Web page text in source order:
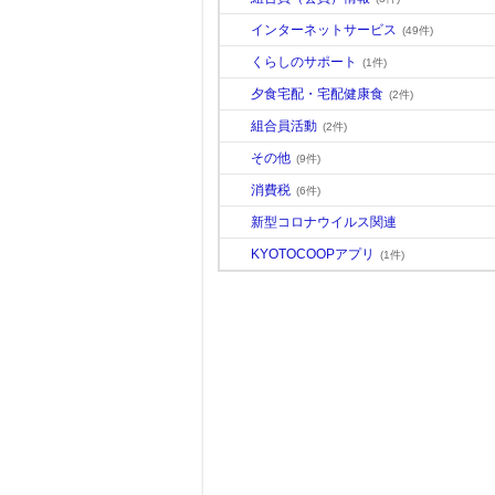
インターネットサービス (49件)
くらしのサポート (1件)
夕食宅配・宅配健康食 (2件)
組合員活動 (2件)
その他 (9件)
消費税 (6件)
新型コロナウイルス関連
KYOTOCOOPアプリ (1件)